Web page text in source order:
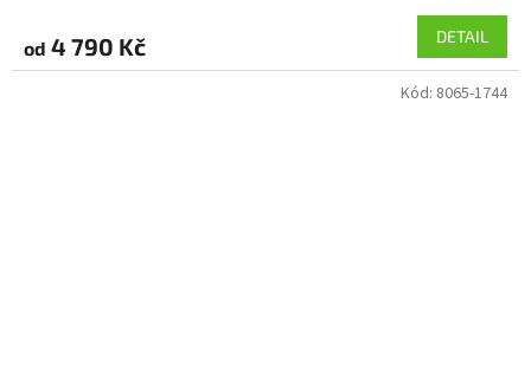
od 4 790 Kč DETAIL
Kód: 8065-1744